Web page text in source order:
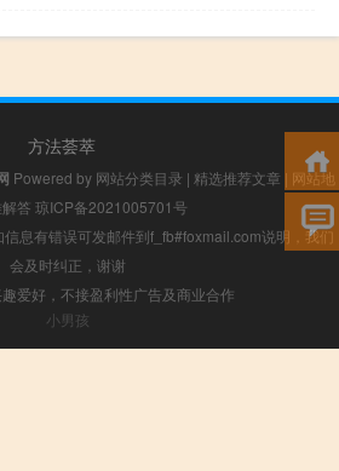
方法荟萃
Powered by 网站分类目录 | 精选推荐文章 | 网站地
答 琼ICP备2021005701号
息有错误可发邮件到f_fb#foxmail.com说明，我们
会及时纠正，谢谢
爱好，不接盈利性广告及商业合作
小男孩